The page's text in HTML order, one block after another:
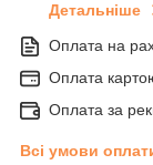
Детальніше
Оплата на
Оплата
Оплата за
Всі умови